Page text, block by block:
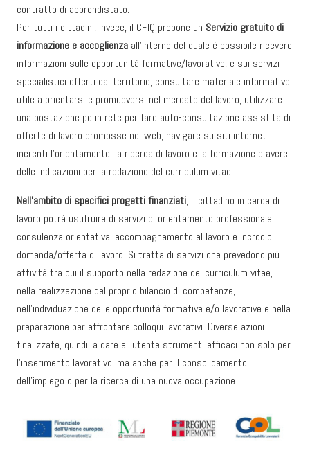
contratto di apprendistato.
Per tutti i cittadini, invece, il CFIQ propone un Servizio gratuito di
informazione e accoglienza all’interno del quale è possibile ricevere
informazioni sulle opportunità formative/lavorative, e sui servizi
specialistici offerti dal territorio, consultare materiale informativo
utile a orientarsi e promuoversi nel mercato del lavoro, utilizzare
una postazione pc in rete per fare auto-consultazione assistita di
offerte di lavoro promosse nel web, navigare su siti internet
inerenti l’orientamento, la ricerca di lavoro e la formazione e avere
delle indicazioni per la redazione del curriculum vitae.
Nell’ambito di specifici progetti finanziati, il cittadino in cerca di
lavoro potrà usufruire di servizi di orientamento professionale,
consulenza orientativa, accompagnamento al lavoro e incrocio
domanda/offerta di lavoro. Si tratta di servizi che prevedono più
attività tra cui il supporto nella redazione del curriculum vitae,
nella realizzazione del proprio bilancio di competenze,
nell’individuazione delle opportunità formative e/o lavorative e nella
preparazione per affrontare colloqui lavorativi. Diverse azioni
finalizzate, quindi, a dare all’utente strumenti efficaci non solo per
l’inserimento lavorativo, ma anche per il consolidamento
dell’impiego o per la ricerca di una nuova occupazione.